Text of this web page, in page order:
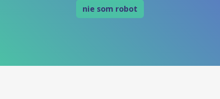
nie som robot